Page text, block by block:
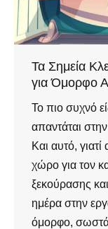
Τα Σημεία
για Όμορφο
Το πιο συχνό
απαντάται
Και αυτό,
χώρο για τον
ξεκούρασης
ημέρα στην
όμορφο, σωστά